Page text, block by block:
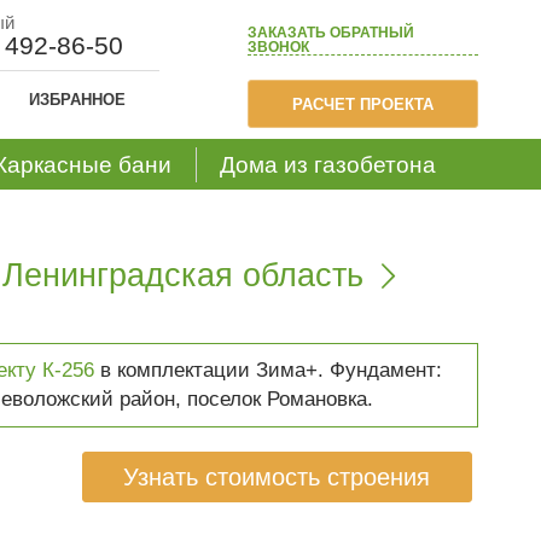
ЗАКАЗАТЬ ОБРАТНЫЙ
ЗВОНОК
РАСЧЕТ ПРОЕКТА
86-50
ИЗБРАННОЕ
бани Дома из газобетона
область 
К-256 в комплектации Зима+. Фундамент:
район, поселок Романовка.
Узнать стоимость строения